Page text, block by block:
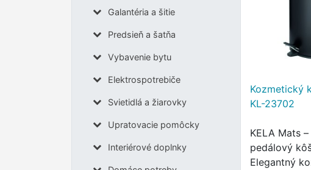
Galantéria a šitie
Predsieň a šatňa
Vybavenie bytu
Elektrospotrebiče
Svietidlá a žiarovky
Upratovacie pomôcky
Interiérové doplnky
Kozmetický
KL-23702
KELA Mats
pedálový
Elegantný